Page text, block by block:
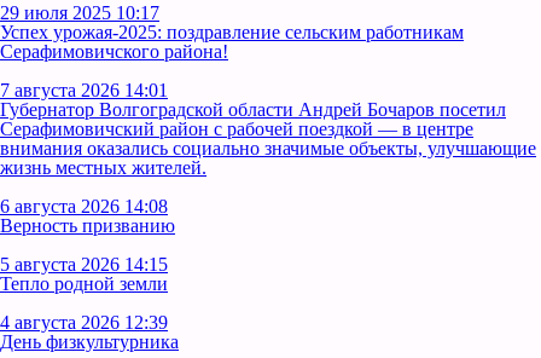
29 июля 2025 10:17
Успех урожая-2025: поздравление сельским работникам
Серафимовичского района!
7 августа 2026 14:01
Губернатор Волгоградской области Андрей Бочаров посетил
Серафимовичский район с рабочей поездкой — в центре
внимания оказались социально значимые объекты, улучшающие
жизнь местных жителей.
6 августа 2026 14:08
Верность призванию
5 августа 2026 14:15
Тепло родной земли
4 августа 2026 12:39
День физкультурника